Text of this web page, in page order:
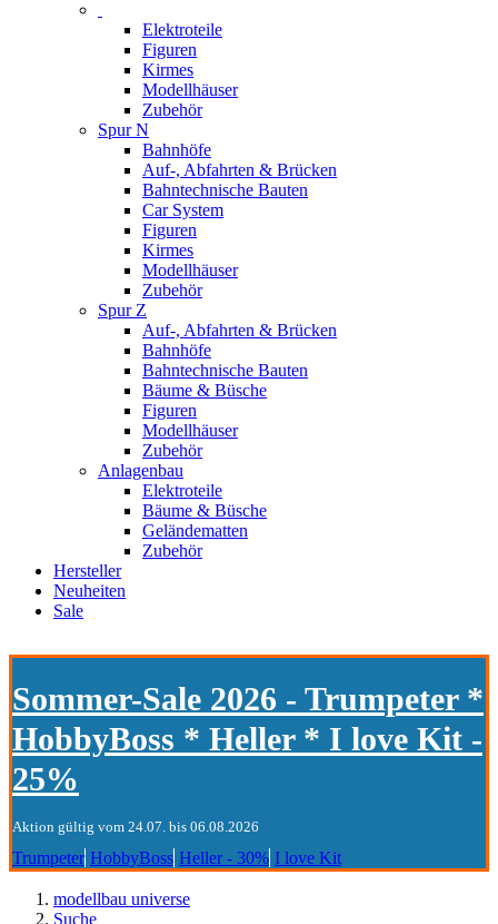
Elektroteile
Figuren
Kirmes
Modellhäuser
Zubehör
Spur N
Bahnhöfe
Auf-, Abfahrten & Brücken
Bahntechnische Bauten
Car System
Figuren
Kirmes
Modellhäuser
Zubehör
Spur Z
Auf-, Abfahrten & Brücken
Bahnhöfe
Bahntechnische Bauten
Bäume & Büsche
Figuren
Modellhäuser
Zubehör
Anlagenbau
Elektroteile
Bäume & Büsche
Geländematten
Zubehör
Hersteller
Neuheiten
Sale
Sommer-Sale 2026 - Trumpeter *
HobbyBoss * Heller * I love Kit -
25%
Aktion gültig vom 24.07. bis 06.08.2026
Trumpeter HobbyBoss Heller - 30% I love Kit
modellbau universe
Suche